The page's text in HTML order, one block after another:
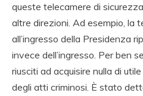
queste telecamere di
altre direzioni. Ad esempio, la
all’ingresso della Presidenza
invece dell’ingresso. Per ben
riusciti ad acquisire nulla di
degli atti criminosi. È stato